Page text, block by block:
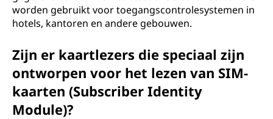
worden gebruikt voor toegangscontrolesystemen in
hotels, kantoren en andere gebouwen.
Zijn er kaartlezers die speciaal zijn
ontworpen voor het lezen van SIM-
kaarten (Subscriber Identity
Module)?